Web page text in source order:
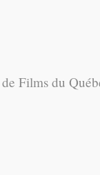
Films du